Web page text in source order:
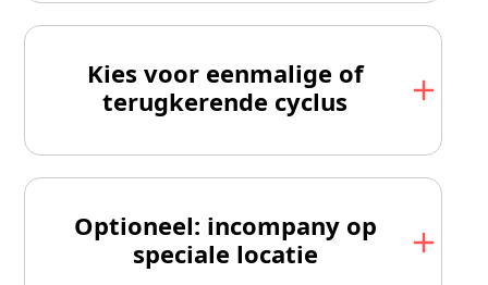
Kies voor eenmalige of
terugkerende cyclus
Optioneel: incompany op
speciale locatie